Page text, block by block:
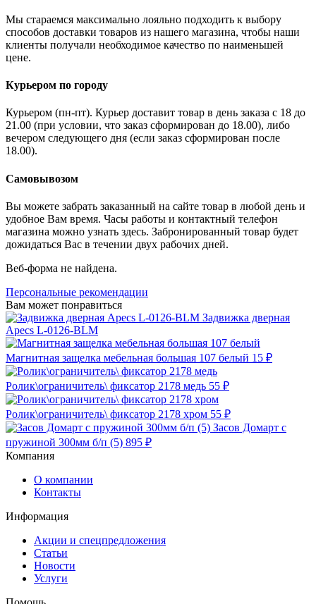
Мы стараемся максимально лояльно подходить к выбору
способов доставки товаров из нашего магазина, чтобы наши
клиенты получали необходимое качество по наименьшей
цене.
Курьером по городу
Курьером (пн-пт). Курьер доставит товар в день заказа с 18 до
21.00 (при условии, что заказ сформирован до 18.00), либо
вечером следующего дня (если заказ сформирован после
18.00).
Самовывозом
Вы можете забрать заказанный на сайте товар в любой день и
удобное Вам время. Часы работы и контактный телефон
магазина можно узнать здесь. Забронированный товар будет
дожидаться Вас в течении двух рабочих дней.
Веб-форма не найдена.
Персональные рекомендации
Вам может понравиться
Задвижка дверная
Apecs L-0126-BLM
Магнитная защелка мебельная большая 107 белый 15 ₽
Ролик\ограничитель\ фиксатор 2178 медь 55 ₽
Ролик\ограничитель\ фиксатор 2178 хром 55 ₽
Засов Домарт с
пружиной 300мм б/п (5) 895 ₽
Компания
О компании
Контакты
Информация
Акции и спецпредложения
Статьи
Новости
Услуги